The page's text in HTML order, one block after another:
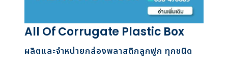
All Of Corrugate Plastic Box
ผลิตและจำหน่ายกล่องพลาสติกลูกฟูก ทุกชนิด